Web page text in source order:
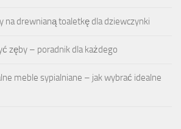
na drewnianą toaletkę dla dziewczynki
zęby – poradnik dla każdego
meble sypialniane – jak wybrać idealne